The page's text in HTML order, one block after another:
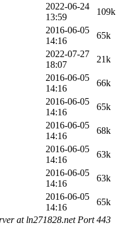
2022-06-24
13:59
109k
2016-06-05
14:16
65k
2022-07-27
18:07
21k
2016-06-05
14:16
66k
2016-06-05
14:16
65k
2016-06-05
14:16
68k
2016-06-05
14:16
63k
2016-06-05
14:16
63k
2016-06-05
14:16
65k
at ln271828.net Port 443